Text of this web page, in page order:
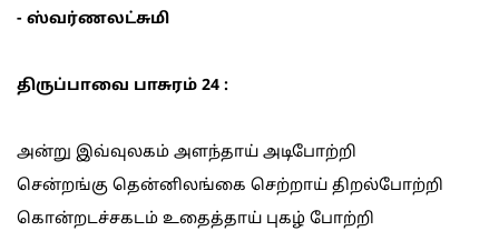
- ஸ்வர்ணலட்சுமி
திருப்பாவை பாசுரம் 24 :
அன்று இவ்வுலகம் அளந்தாய் அடிபோற்றி
சென்றங்கு தென்னிலங்கை செற்றாய் திறல்போற்றி
கொன்றடச்சகடம் உதைத்தாய் புகழ் போற்றி